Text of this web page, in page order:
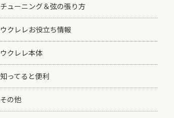
チューニング＆弦の張り方
ウクレレお役立ち情報
ウクレレ本体
知ってると便利
その他